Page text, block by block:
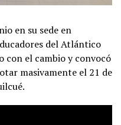
en su sede en
del Atlántico
con el cambio y convocó
masivamente el 21 de